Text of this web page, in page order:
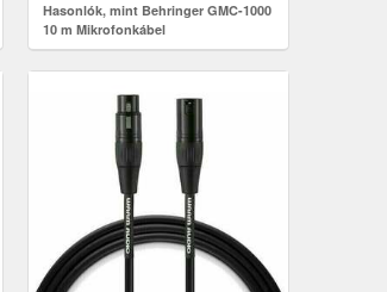
Hasonlók, mint Behringer GMC-1000
10 m Mikrofonkábel